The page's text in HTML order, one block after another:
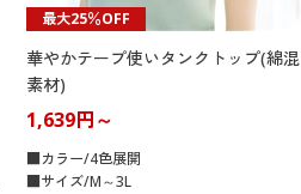
最大25％OFF
華やかテープ使いタンクトップ(綿混
素材)
1,639円～
■カラー/4色展開
■サイズ/M～3L